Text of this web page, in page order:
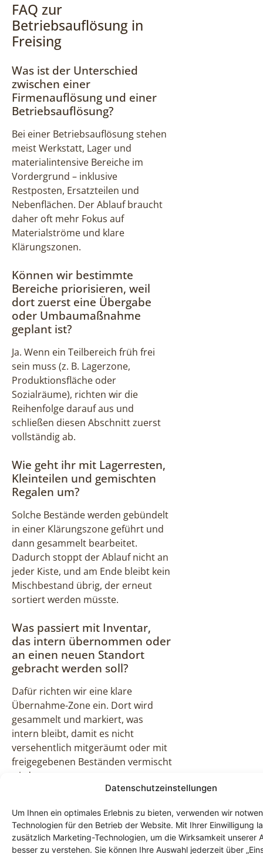
Datenschutzeinstellungen
Um Ihnen ein optimales Erlebnis zu bieten, verwenden wir
Technologien für den Betrieb der Website. Mit Ihrer Einwilligung
zusätzlich Marketing-Technologien, um die Wirksamkeit unserer
besser zu verstehen. Sie können Ihre Auswahl jederzeit über
FAQ zur
Betriebsauflösung in
Freising
Was ist der Unterschied
zwischen einer
Firmenauflösung und einer
Betriebsauflösung?
Bei einer Betriebsauflösung stehen
meist Werkstatt, Lager und
materialintensive Bereiche im
Vordergrund – inklusive
Restposten, Ersatzteilen und
Nebenflächen. Der Ablauf braucht
daher oft mehr Fokus auf
Materialströme und klare
Klärungszonen.
Können wir bestimmte
Bereiche priorisieren, weil
dort zuerst eine Übergabe
oder Umbaumaßnahme
geplant ist?
Ja. Wenn ein Teilbereich früh frei
sein muss (z. B. Lagerzone,
Produktionsfläche oder
Sozialräume), richten wir die
Reihenfolge darauf aus und
schließen diesen Abschnitt zuerst
vollständig ab.
Wie geht ihr mit Lagerresten,
Kleinteilen und gemischten
Regalen um?
Solche Bestände werden gebündelt
in einer Klärungszone geführt und
dann gesammelt bearbeitet.
Dadurch stoppt der Ablauf nicht an
jeder Kiste, und am Ende bleibt kein
Mischbestand übrig, der erneut
sortiert werden müsste.
Was passiert mit Inventar,
das intern übernommen oder
an einen neuen Standort
gebracht werden soll?
Dafür richten wir eine klare
Übernahme-Zone ein. Dort wird
gesammelt und markiert, was
intern bleibt, damit es nicht
versehentlich mitgeräumt oder mit
freigegebenen Beständen vermischt
wird.
sensible Unterlagen und
Datenträger nicht im falschen
Strom landen?